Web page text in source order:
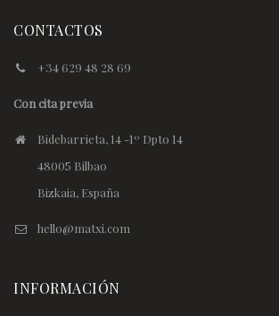
CONTACTOS
+34 629 48 28 69
Con cita previa
Bidebarrieta, 14 -1º Dpto 14
48005 Bilbao
Bizkaia, España
hello@matxi.com
INFORMACIÓN